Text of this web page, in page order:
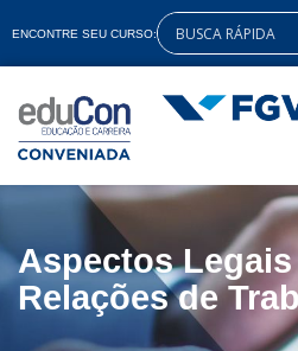
ENCONTRE SEU CURSO:
Aspectos
Relações de